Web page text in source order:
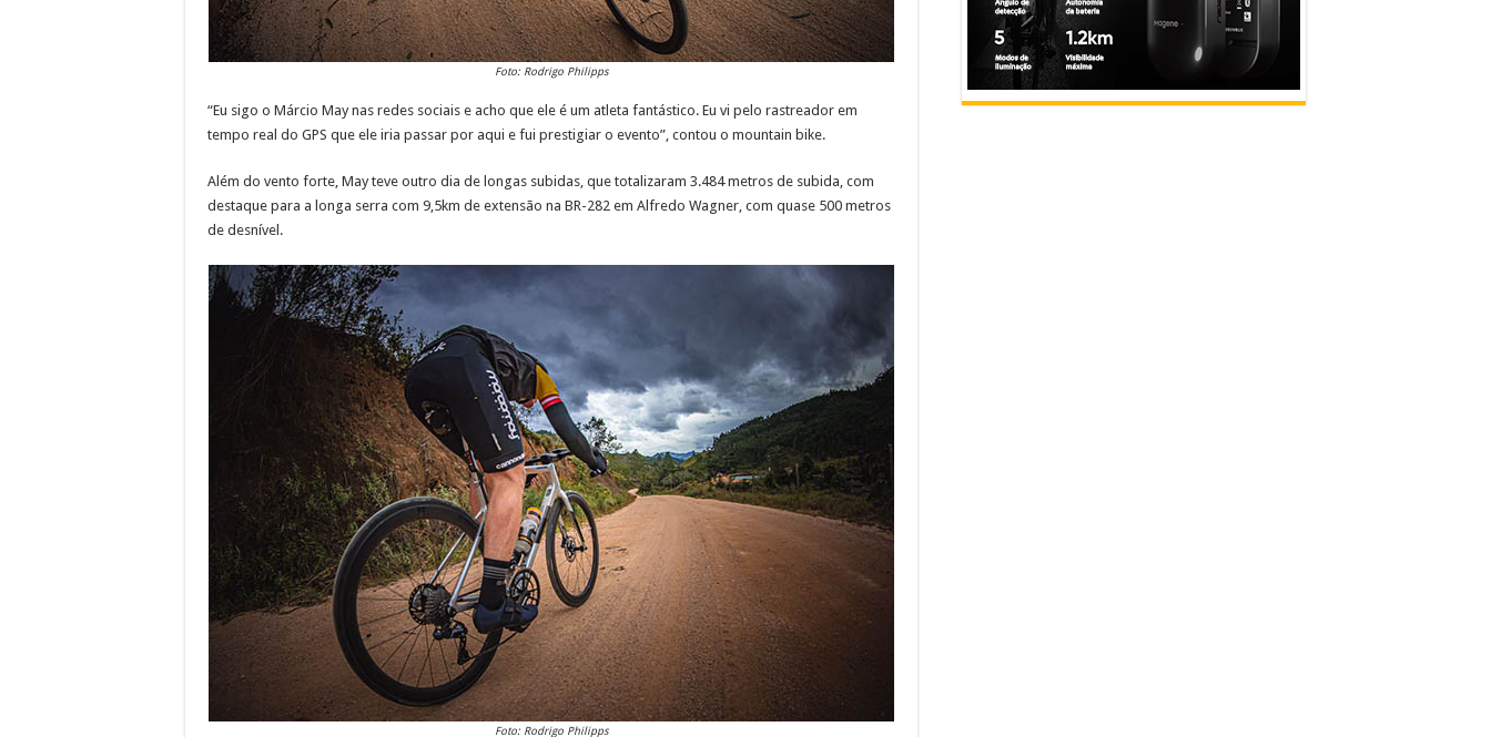
Foto: Rodrigo Philipps
“Eu sigo o Márcio May nas redes sociais e acho que ele é um atleta fantástico. Eu vi pelo rastreador em
tempo real do GPS que ele iria passar por aqui e fui prestigiar o evento”, contou o mountain bike.
Além do vento forte, May teve outro dia de longas subidas, que totalizaram 3.484 metros de subida, com
destaque para a longa serra com 9,5km de extensão na BR-282 em Alfredo Wagner, com quase 500 metros
de desnível.
Foto: Rodrigo Philipps